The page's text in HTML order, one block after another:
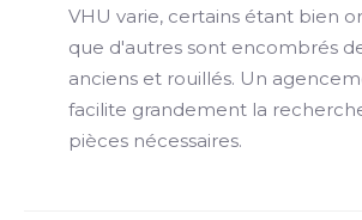
VHU varie, certains étant bien
que d'autres sont encombrés
anciens et rouillés. Un
facilite grandement la
pièces nécessaires.